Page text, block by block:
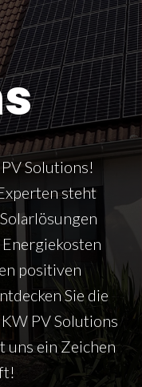
Solutions!
steht
positiven
Sie die
PV Solutions
uns ein Zeichen